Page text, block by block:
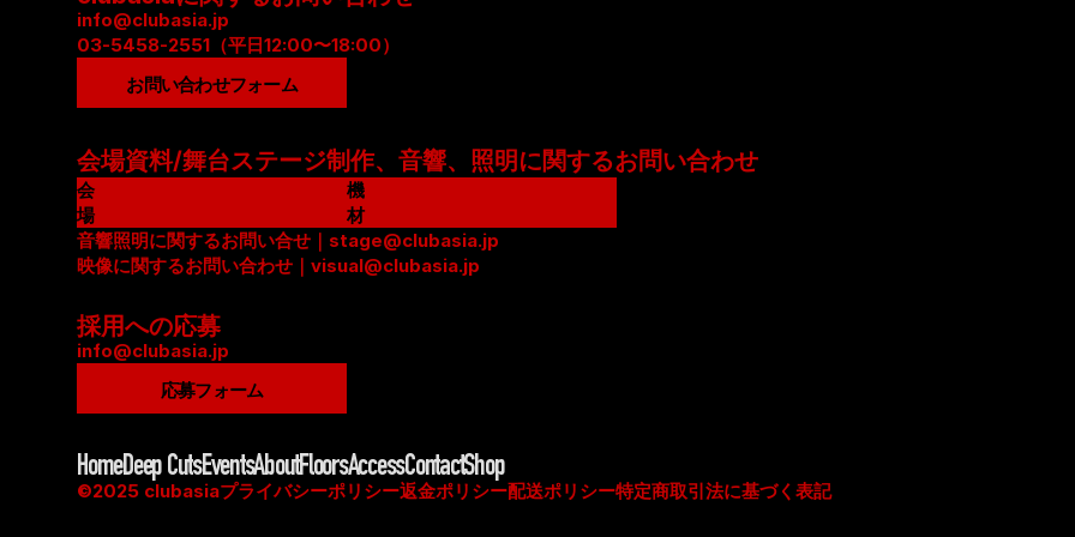
info@clubasia.jp
03-5458-2551（平日12:00〜18:00）
お問い合わせフォーム
会場資料/舞台ステージ制作、音響、照明に関するお問い合わせ
会
場
資
料
P
D
F
機
材
リ
ス
音響照明に関するお問い合せ｜stage@clubasia.jp
映像に関するお問い合わせ｜visual@clubasia.jp
採用への応募
info@clubasia.jp
応募フォーム
HomeDeep CutsEventsAboutFloorsAccessContactShop
©2025 clubasiaプライバシーポリシー返金ポリシー配送ポリシー特定商取引法に基づく表記